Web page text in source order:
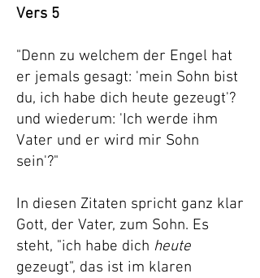
Vers 5
"Denn zu welchem der Engel hat
er jemals gesagt: 'mein Sohn bist
du, ich habe dich heute gezeugt'?
und wiederum: 'Ich werde ihm
Vater und er wird mir Sohn
sein'?"
In diesen Zitaten spricht ganz klar
Gott, der Vater, zum Sohn. Es
steht, "ich habe dich heute
gezeugt", das ist im klaren